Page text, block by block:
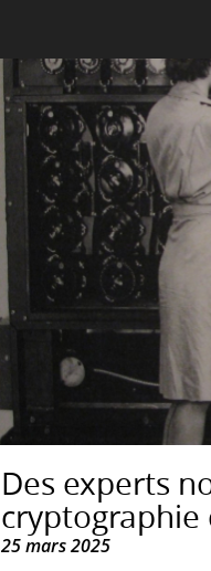
Des experts
25 mars 2025